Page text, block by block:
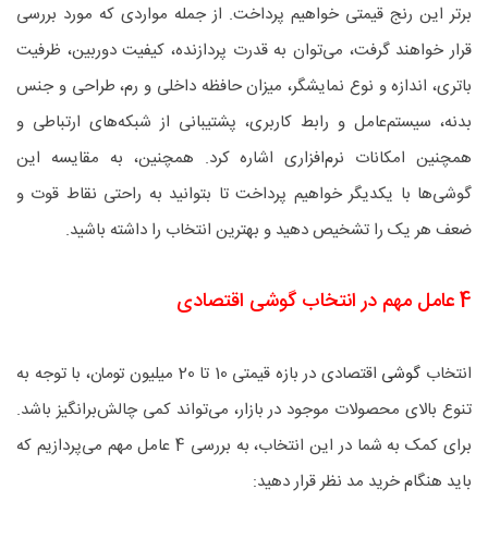
برتر این رنج قیمتی خواهیم پرداخت. از جمله مواردی که مورد بررسی
قرار خواهند گرفت، می‌توان به قدرت پردازنده، کیفیت دوربین، ظرفیت
باتری، اندازه و نوع نمایشگر، میزان حافظه داخلی و رم، طراحی و جنس
بدنه، سیستم‌عامل و رابط کاربری، پشتیبانی از شبکه‌های ارتباطی و
همچنین امکانات نرم‌افزاری اشاره کرد. همچنین، به مقایسه این
گوشی‌ها با یکدیگر خواهیم پرداخت تا بتوانید به راحتی نقاط قوت و
ضعف هر یک را تشخیص دهید و بهترین انتخاب را داشته باشید.
4 عامل مهم در انتخاب گوشی اقتصادی
انتخاب گوشی
اقتصادی در بازه قیمتی 10 تا 20 میلیون تومان، با توجه به
تنوع بالای محصولات موجود در بازار، می‌تواند کمی چالش‌برانگیز باشد.
برای کمک به شما در این انتخاب، به بررسی 4 عامل مهم می‌پردازیم که
باید هنگام خرید مد نظر قرار دهید: